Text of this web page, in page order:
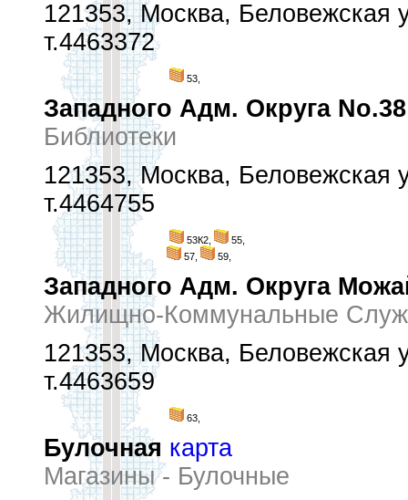
121353, Москва, Беловежская
т.4463372
53,
Западного Адм. Округа
Библиотеки
121353, Москва, Беловежская
т.4464755
53К2,
55,
57,
59,
Западного Адм. Округа
Жилищно-Коммунальные
121353, Москва, Беловежская
т.4463659
63,
Булочная карта
Магазины - Булочные